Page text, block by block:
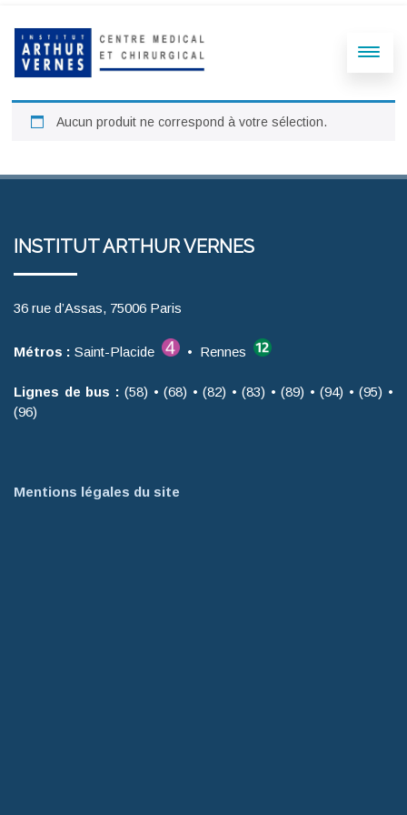
Aucun produit ne correspond à votre sélection.
INSTITUT ARTHUR VERNES
36 rue d’Assas, 75006 Paris
Métros : Saint-Placide • Rennes
Lignes de bus : (58) • (68) • (82) • (83) • (89) • (94) • (95) •
(96)
Mentions légales du site